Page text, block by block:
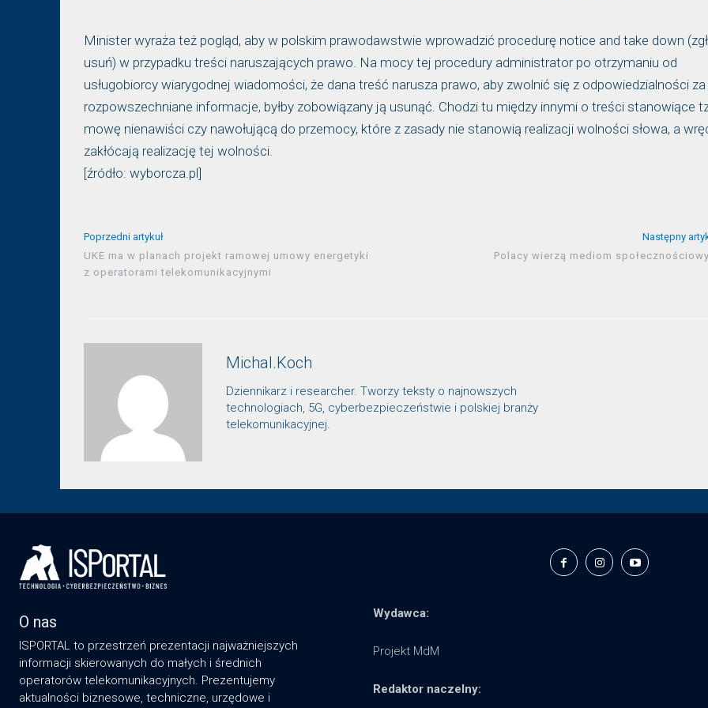
Minister wyraża też pogląd, aby w polskim prawodawstwie wprowadzić procedurę notice and take down
usuń) w przypadku treści naruszających prawo. Na mocy tej procedury administrator po otrzymaniu od
usługobiorcy wiarygodnej wiadomości, że dana treść narusza prawo, aby zwolnić się z odpowiedzialności za
rozpowszechniane informacje, byłby zobowiązany ją usunąć. Chodzi tu między innymi o treści stanowiące
mowę nienawiści czy nawołującą do przemocy, które z zasady nie stanowią realizacji wolności słowa, a
zakłócają realizację tej wolności.
[źródło: wyborcza.pl]
Poprzedni artykuł
UKE ma w planach projekt ramowej umowy energetyki
z operatorami telekomunikacyjnymi
Następny
Polacy wierzą mediom
Michal.Koch
Dziennikarz i researcher. Tworzy teksty o najnowszych
technologiach, 5G, cyberbezpieczeństwie i polskiej branży
telekomunikacyjnej.
O nas
ISPORTAL to przestrzeń prezentacji najważniejszych
informacji skierowanych do małych i średnich
operatorów telekomunikacyjnych. Prezentujemy
aktualności biznesowe, techniczne, urzędowe i
Wydawca:
Projekt MdM
Redaktor naczelny: